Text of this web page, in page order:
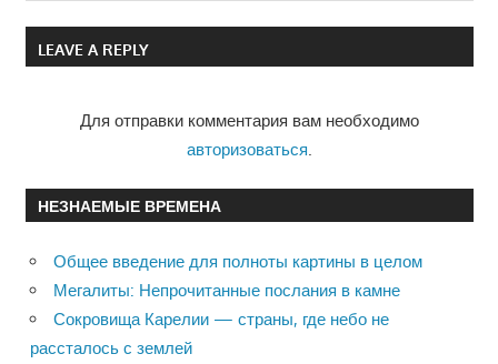
по
записям
LEAVE A REPLY
Для отправки комментария вам необходимо
авторизоваться
НЕЗНАЕМЫЕ ВРЕМЕНА
Общее введение для полноты картины в целом
Мегалиты: Непрочитанные послания в камне
Сокровища Карелии — страны, где небо не
рассталось с землей